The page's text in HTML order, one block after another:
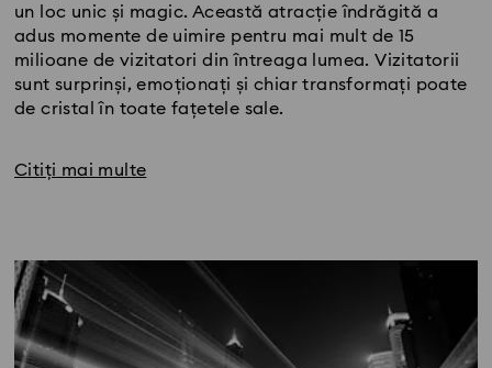
un loc unic și magic. Această atracție îndrăgită a
adus momente de uimire pentru mai mult de 15
milioane de vizitatori din întreaga lumea. Vizitatorii
sunt surprinși, emoționați și chiar transformați poate
de cristal în toate fațetele sale.
Citiți mai multe